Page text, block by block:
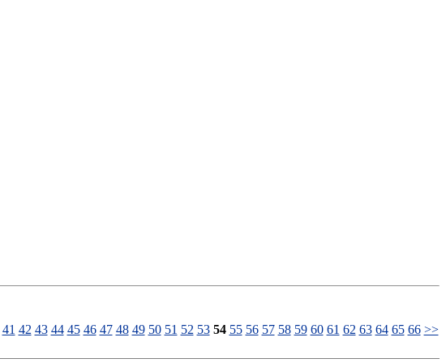
41 42 43 44 45 46 47 48 49 50 51 52 53 54 55 56 57 58 59 60 61 62 63 64 65 66 >>